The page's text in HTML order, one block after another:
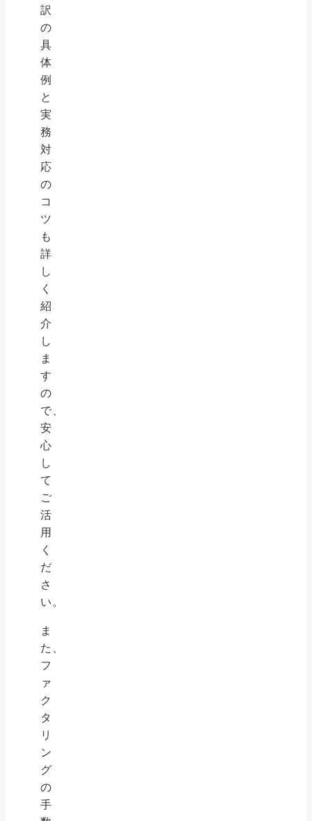
訳
の
具
体
例
と
実
務
対
応
の
コ
ツ
も
詳
し
く
紹
介
し
ま
す
の
で、
安
心
し
て
ご
活
用
く
だ
さ
い。
ま
た、
フ
ァ
ク
タ
リ
ン
グ
の
手